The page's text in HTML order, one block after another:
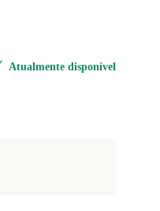
Atualmente disponível